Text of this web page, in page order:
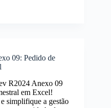
09: Pedido de
R2024 Anexo 09
em Excel!
simplifique a gestão